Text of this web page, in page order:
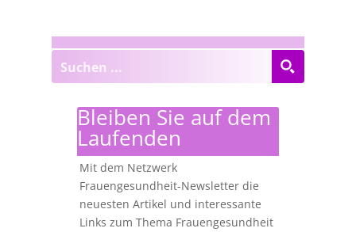
Bleiben Sie auf dem
Laufenden
Mit dem Netzwerk
Frauengesundheit-Newsletter die
neuesten Artikel und interessante
Links zum Thema Frauengesundheit